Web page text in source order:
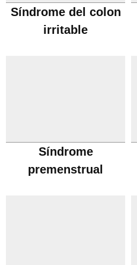
Síndrome del colon
irritable
Síndrome
premenstrual